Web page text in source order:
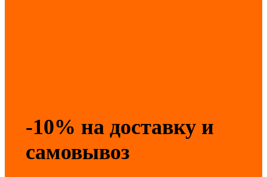
-10% на доставку и
самовывоз